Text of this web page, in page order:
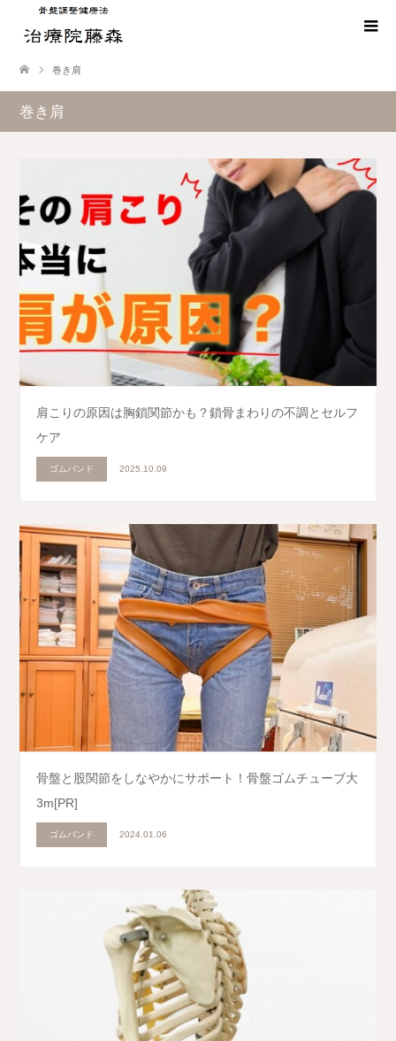
巻き肩
巻き肩
肩こりの原因は胸鎖関節かも？鎖骨まわりの不調とセルフ
ケア
ゴムバンド 2025.10.09
骨盤と股関節をしなやかにサポート！骨盤ゴムチューブ大
3m[PR]
ゴムバンド 2024.01.06